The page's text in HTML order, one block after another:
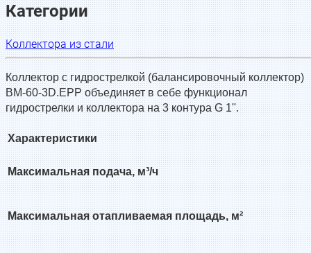
Категории
Коллектора из стали
Коллектор с гидрострелкой (балансировочный коллектор)
BM-60-3D.EPP объединяет в себе функционал
гидрострелки и коллектора на 3 контура G 1''.
Характеристики
Максимальная подача, м³/ч
Максимальная отапливаемая площадь, м²